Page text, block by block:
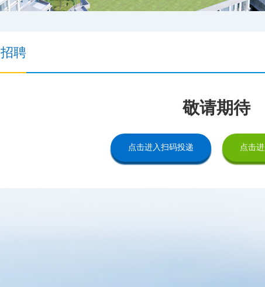
聘
敬请期待
点击进入扫码投递 点击